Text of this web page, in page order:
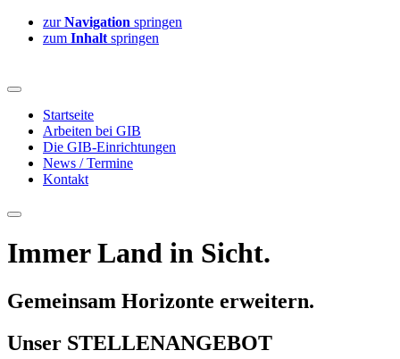
zurNavigation springen
zum Inhalt springen
Startseite
Arbeiten bei GIB
Die GIB-Einrichtungen
News / Termine
Kontakt
Immer Land in Sicht.
Gemeinsam Horizonte erweitern.
Unser STELLENANGEBOT